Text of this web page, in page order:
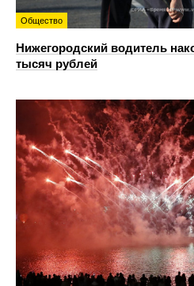
Общество
Нижегородский водитель
тысяч рублей